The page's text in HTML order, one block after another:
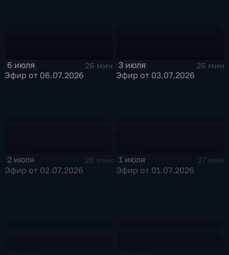
6 июля
26 мин
Эфир от 06.07.2026
3 июля
26 мин
Эфир от 03.07.2026
2 июля
26 мин
Эфир от 02.07.2026
1 июля
27 мин
Эфир от 01.07.2026